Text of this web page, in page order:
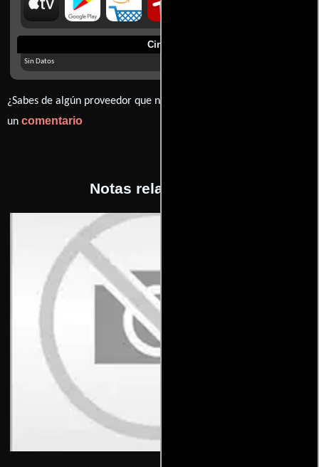
Cines
Sin Datos
¿Sabes de algún proveedor que no estamos mostrando? déjanos
un comentario
Notas relacionadas